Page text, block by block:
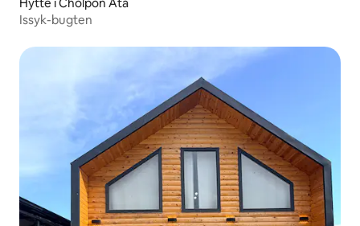
Hytte i Cholpon Ata
Issyk-bugten